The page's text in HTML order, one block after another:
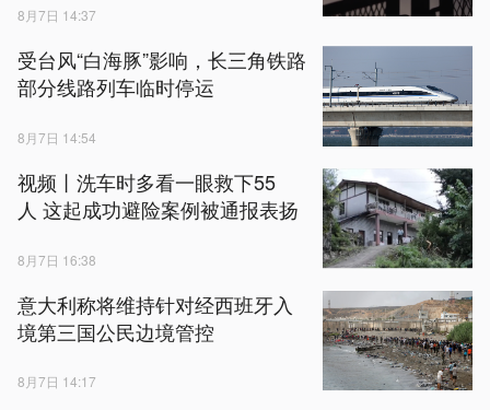
8月7日 14:37
受台风“白海豚”影响，长三角铁路
部分线路列车临时停运
8月7日 14:54
视频丨洗车时多看一眼救下55
人 这起成功避险案例被通报表扬
8月7日 16:38
意大利称将维持针对经西班牙入
境第三国公民边境管控
8月7日 14:17